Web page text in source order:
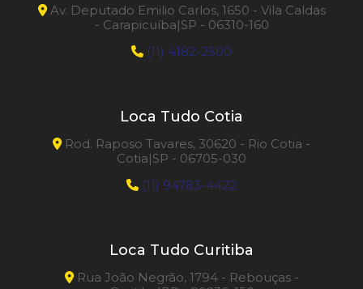
Av. Deputado Emilio Carlos, 1650 - Vila Caldas
- Carapicuíba|SP - 06310-160
(11) 4182-2500
Loca Tudo Cotia
Rod. Raposo Tavares, 30620 - Rio Cotia -
Cotia|SP - 06705-030
(11) 94783-4422
Loca Tudo Curitiba
Rua João Negrão, 1794 - Rebouças -